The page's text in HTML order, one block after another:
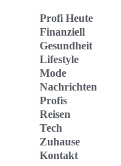
Profi Heute
Finanziell
Gesundheit
Lifestyle
Mode
Nachrichten
Profis
Reisen
Tech
Zuhause
Kontakt